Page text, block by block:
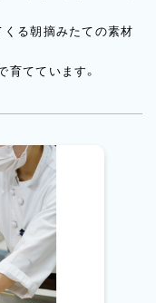
くる朝摘みたての素材
てています。